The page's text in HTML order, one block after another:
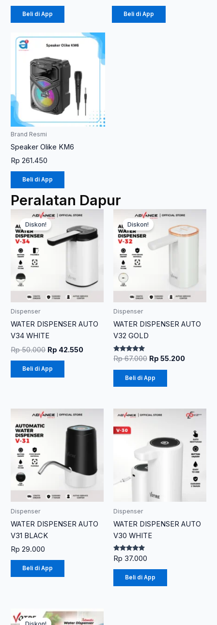
Beli di App Beli di App
Brand Resmi
Speaker Olike KM6
Rp 261.450
Beli di App
Peralatan Dapur
Diskon!
Dispenser
WATER DISPENSER AUTO
V34 WHITE
Rp50.000
Harga
aslinya
adalah:
Rp 50.000.
Rp 42.550
ini
adalah:
Beli di App
Diskon!
Dispenser
WATER DISPENSER AUTO
V32 GOLD
Dinilai
5.00
dari 5
Rp67.000
Harga
aslinya
adalah:
Rp 67.000.
Rp 55.200
Harga
ini
adalah:
Beli di App
Dispenser
WATER DISPENSER AUTO
V31 BLACK
Rp 29.000
Beli di App
Dispenser
WATER DISPENSER AUTO
V30 WHITE
Dinilai
5.00
dari 5
Rp 37.000
Beli di App
Rentang
harga:
Produk